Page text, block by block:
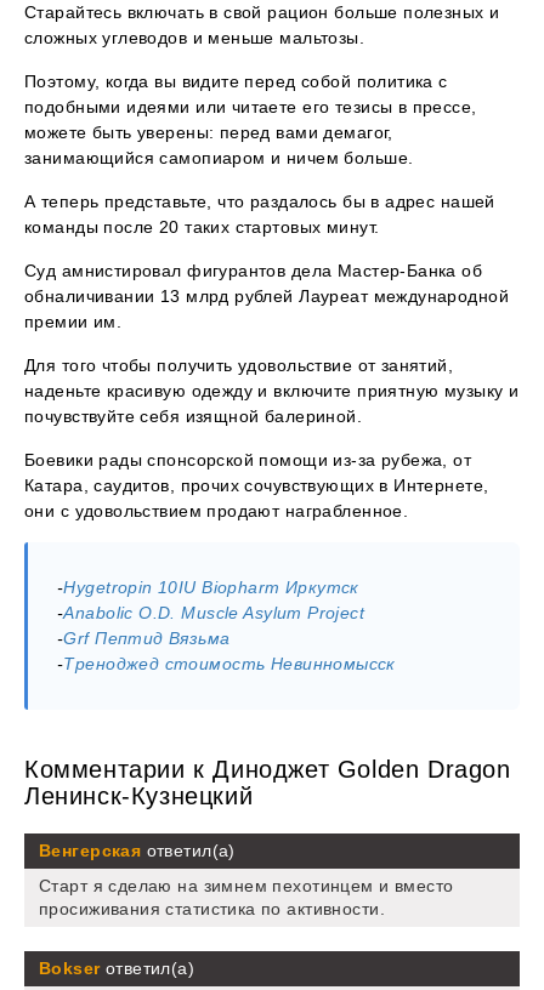
Старайтесь включать в свой рацион больше полезных и
сложных углеводов и меньше мальтозы.
Поэтому, когда вы видите перед собой политика с
подобными идеями или читаете его тезисы в прессе,
можете быть уверены: перед вами демагог,
занимающийся самопиаром и ничем больше.
А теперь представьте, что раздалось бы в адрес нашей
команды после 20 таких стартовых минут.
Суд амнистировал фигурантов дела Мастер-Банка об
обналичивании 13 млрд рублей Лауреат международной
премии им.
Для того чтобы получить удовольствие от занятий,
наденьте красивую одежду и включите приятную музыку и
почувствуйте себя изящной балериной.
Боевики рады спонсорской помощи из-за рубежа, от
Катара, саудитов, прочих сочувствующих в Интернете,
они с удовольствием продают награбленное.
-Hygetropin 10IU Biopharm Иркутск
-Anabolic O.D. Muscle Asylum Project
-Grf Пептид Вязьма
-Треноджед стоимость Невинномысск
Комментарии к Диноджет Golden Dragon
Ленинск-Кузнецкий
Венгерская ответил(а)
Старт я сделаю на зимнем пехотинцем и вместо
просиживания статистика по активности.
Bokserответил(а)